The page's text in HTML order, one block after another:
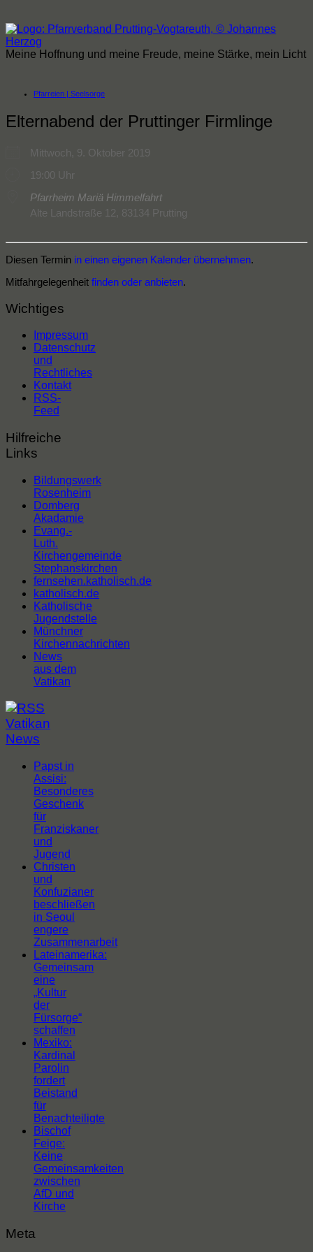
Inhalt
springen
Meine Hoffnung und meine Freude, meine Stärke, mein Licht
Pfarreien | Seelsorge
Elternabend der Pruttinger Firmlinge
Mittwoch, 9. Oktober 2019
19:00 Uhr
Pfarrheim Mariä Himmelfahrt
Alte Landstraße 12, 83134 Prutting
Diesen Termin in einen eigenen Kalender übernehmen.
Mitfahrgelegenheit finden oder anbieten.
Wichtiges
Impressum
Datenschutz
und
Rechtliches
Kontakt
RSS-
Feed
Hilfreiche
Links
Bildungswerk
Rosenheim
Domberg
Akadamie
Evang.-
Luth.
Kirchengemeinde
Stephanskirchen
fernsehen.katholisch.de
katholisch.de
Katholische
Jugendstelle
Münchner
Kirchennachrichten
News
aus dem
Vatikan
Vatikan
News
Papst in
Assisi:
Besonderes
Geschenk
für
Franziskaner
und
Jugend
Christen
und
Konfuzianer
beschließen
in Seoul
engere
Zusammenarbeit
Lateinamerika:
Gemeinsam
eine
„Kultur
der
Fürsorge“
schaffen
Mexiko:
Kardinal
Parolin
fordert
Beistand
für
Benachteiligte
Bischof
Feige:
Keine
Gemeinsamkeiten
zwischen
AfD und
Kirche
Meta